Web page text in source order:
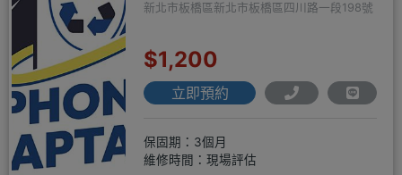
新北市板橋區新北市板橋區四川路一段198號
$1,200
立即預約
保固期：3個月
維修時間：現場評估